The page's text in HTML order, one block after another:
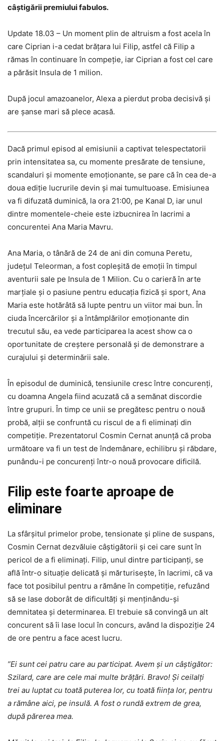
câștigării premiului fabulos.
Update 18.03 – Un moment plin de altruism a fost acela în
care Ciprian i-a cedat brățara lui Filip, astfel că Filip a
rămas în continuare în compeție, iar Ciprian a fost cel care
a părăsit Insula de 1 milion.
După jocul amazoanelor, Alexa a pierdut proba decisivă și
are șanse mari să plece acasă.
Dacă primul episod al emisiunii a captivat telespectatorii
prin intensitatea sa, cu momente presărate de tensiune,
scandaluri și momente emoționante, se pare că în cea de-a
doua ediție lucrurile devin și mai tumultuoase. Emisiunea
va fi difuzată duminică, la ora 21:00, pe Kanal D, iar unul
dintre momentele-cheie este izbucnirea în lacrimi a
concurentei Ana Maria Mavru.
Ana Maria, o tânără de 24 de ani din comuna Peretu,
județul Teleorman, a fost copleșită de emoții în timpul
aventurii sale pe Insula de 1 Milion. Cu o carieră în arte
marțiale și o pasiune pentru educația fizică și sport, Ana
Maria este hotărâtă să lupte pentru un viitor mai bun. În
ciuda încercărilor și a întâmplărilor emoționante din
trecutul său, ea vede participarea la acest show ca o
oportunitate de creștere personală și de demonstrare a
curajului și determinării sale.
În episodul de duminică, tensiunile cresc între concurenți,
cu doamna Angela fiind acuzată că a semănat discordie
între grupuri. În timp ce unii se pregătesc pentru o nouă
probă, alții se confruntă cu riscul de a fi eliminați din
competiție. Prezentatorul Cosmin Cernat anunță că proba
următoare va fi un test de îndemânare, echilibru și răbdare,
punându-i pe concurenți într-o nouă provocare dificilă.
Filip este foarte aproape de
eliminare
La sfârșitul primelor probe, tensionate și pline de suspans,
Cosmin Cernat dezvăluie câștigătorii și cei care sunt în
pericol de a fi eliminați. Filip, unul dintre participanți, se
află într-o situație delicată și mărturisește, în lacrimi, că va
face tot posibilul pentru a rămâne în competiție, refuzând
să se lase doborât de dificultăți și menținându-și
demnitatea și determinarea. El trebuie să convingă un alt
concurent să îi lase locul în concurs, având la dispoziție 24
de ore pentru a face acest lucru.
”Ei sunt cei patru care au participat. Avem și un câștigător:
Szilard, care are cele mai multe brățări. Bravo! Și ceilalți
trei au luptat cu toată puterea lor, cu toată ființa lor, pentru
a rămâne aici, pe insulă. A fost o rundă extrem de grea,
după părerea mea.